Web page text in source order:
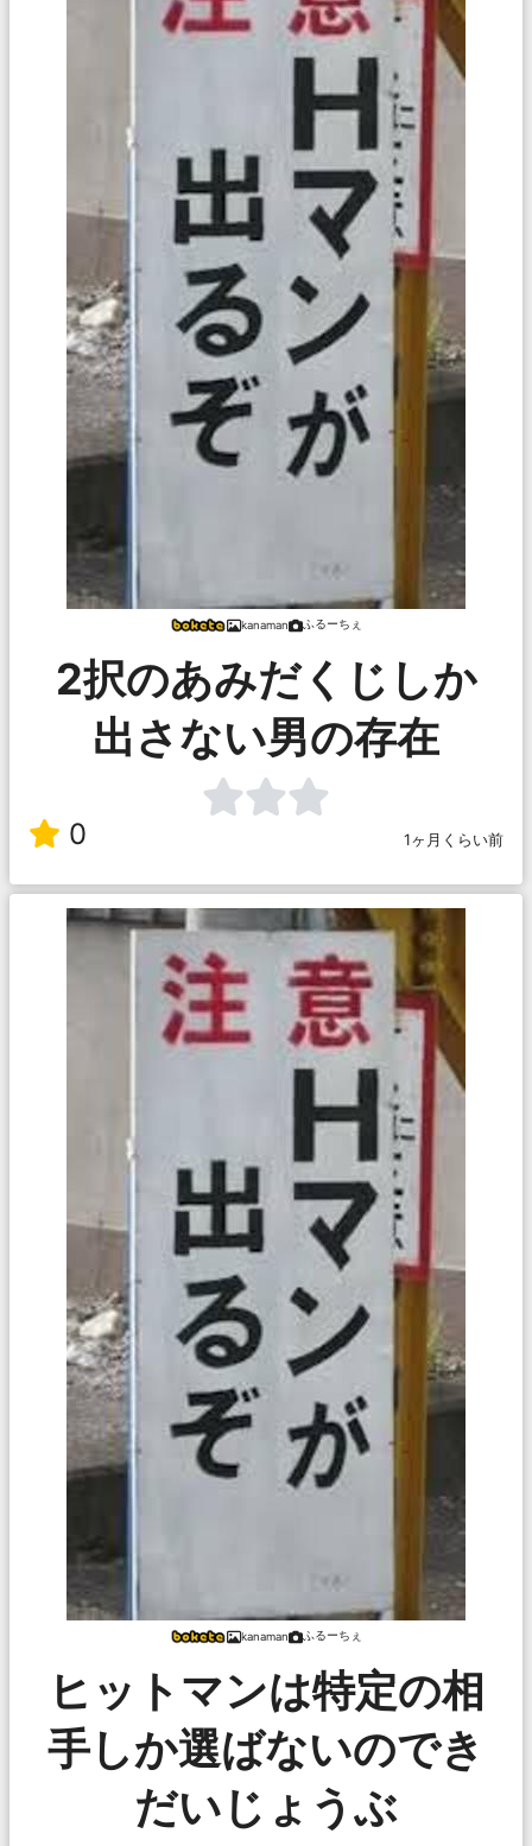
kanaman ふるーちぇ
2択のあみだくじしか
出さない男の存在
0 1ヶ月くらい前
kanaman ふるーちぇ
ヒットマンは特定の相
手しか選ばないのでき
だいじょうぶ